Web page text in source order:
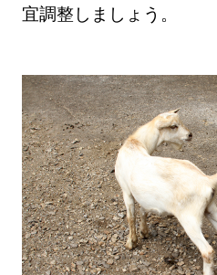
宜調整しましょう。